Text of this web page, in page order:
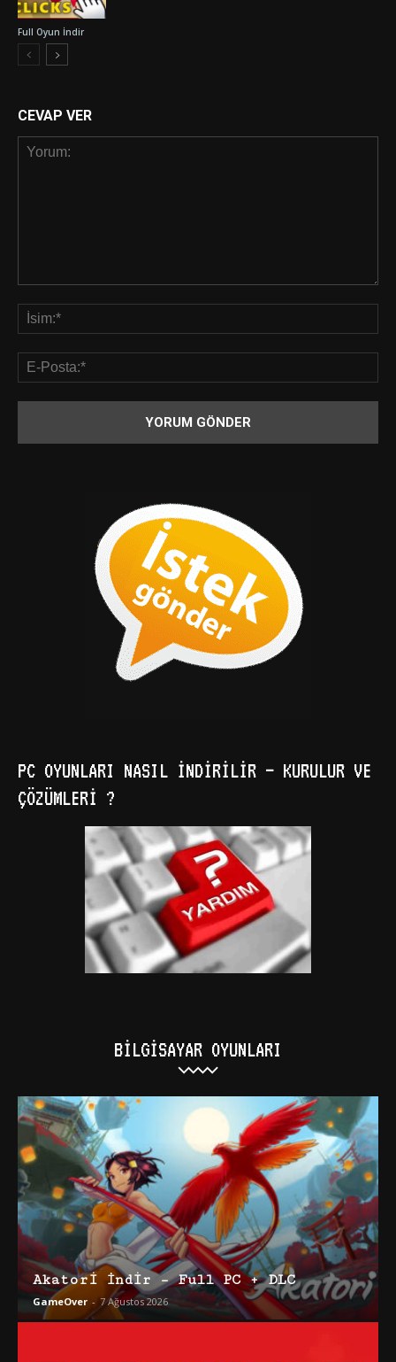
Full Oyun İndir
CEVAP VER
PC OYUNLARI NASIL İNDIRILIR – KURULUR VE
ÇÖZÜMLERI ?
BILGISAYAR OYUNLARI
Akatori İndir – Full PC + DLC
GameOver - 7 Ağustos 2026